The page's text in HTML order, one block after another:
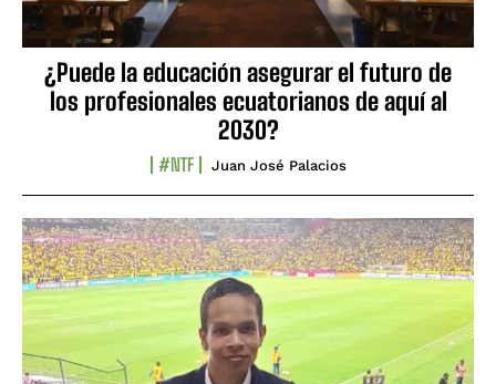
¿Puede la educación asegurar el futuro de
los profesionales ecuatorianos de aquí al
2030?
#NTF Juan José Palacios